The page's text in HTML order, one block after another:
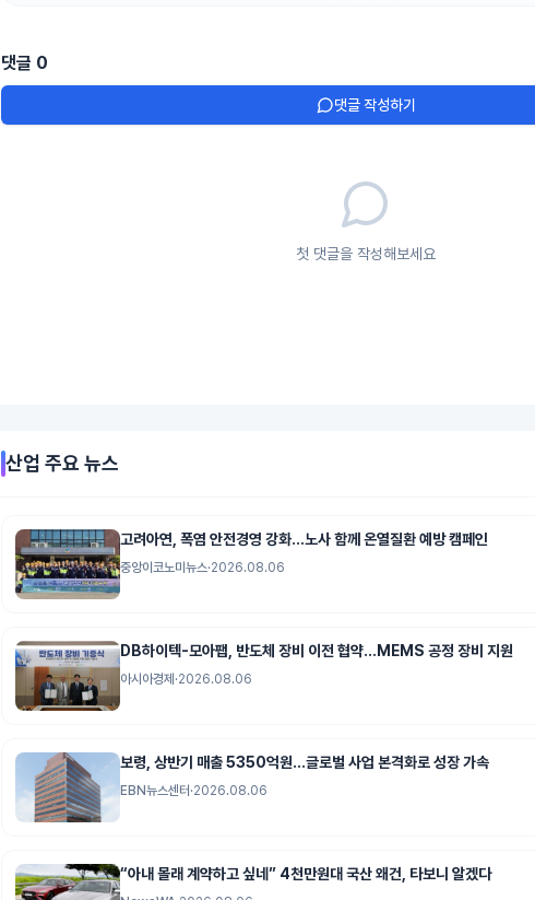
댓글 0
댓글 작성하기
첫 댓글을 작성해보세요
산업 주요 뉴스
고려아연, 폭염 안전경영 강화…노사 함께 온열질환 예방 캠페인
중앙이코노미뉴스·2026.08.06
DB하이텍-모아팹, 반도체 장비 이전 협약…MEMS 공정 장비 지원
아시아경제 ·2026.08.06
보령, 상반기 매출 5350억원…글로벌 사업 본격화로 성장 가속
EBN뉴스센터 ·2026.08.06
“아내 몰래 계약하고 싶네” 4천만원대 국산 왜건, 타보니 알겠다